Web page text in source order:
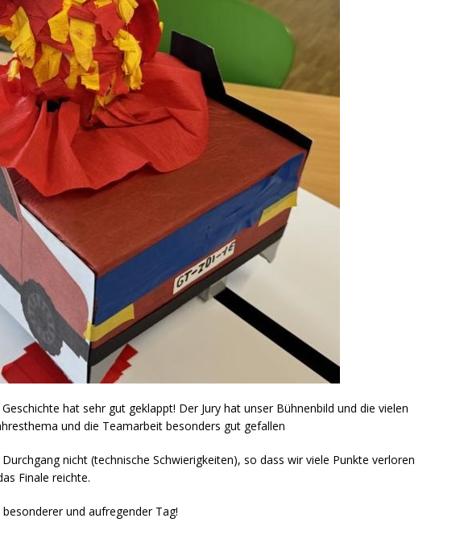
hat sehr gut geklappt! Der Jury hat unser Bühnenbild und die vielen
und die Teamarbeit besonders gut gefallen
nicht (technische Schwierigkeiten), so dass wir viele Punkte verloren
Finale reichte.
und aufregender Tag!